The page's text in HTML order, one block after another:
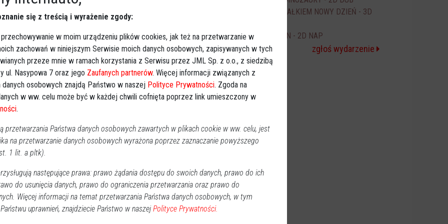
Mateusz G. W pewnym momencie Wiesław G. opuścił
umówili się, że zabiorą wartościowe rzeczy należące do
i inne do dużej torby.Kiedy wychodził z działki
się, że został okradziony, wywiązała się
piersiowej i rękach. Pokrzywdzony przewrócił się i
kolejne ciosy. Nadal był bity i kopany. Został
pomiędzy działkami. W czasie kiedy Patryk R.,
pokrzywdzony jeszcze żył. Wiesław G. widział
pomocy. 18 września około 9.30 ciało
prokuratura.
Patrykowi R., Mateuszowi G. i Rafałowi K.,
w wyniku motywacji zasługującej na szczególne
G. zarzucono też udzielanie kolegom amfetaminy.
pokrzywdzonemu znajdującemu się w stanie
SPIDER-MAN CAŁKIEM NOWY DZIEŃ - 3D
20:30 ICE CREAM MAN - 2D NAP
zgłoś wydarzenie
się z treścią i wyrażenie zgody:
w moim urządzeniu plików cookies, jak też na przetwarzanie w
zachowań w niniejszym Serwisie moich danych osobowych, zapisywanych w tych
przeze mnie w ramach korzystania z Serwisu przez JML Sp. z o.o., z siedzibą
ul. Nasypowa 7 oraz jego Zaufanych partnerów. Więcej informacji związanych z
osobowych znajdą Państwo w naszej Polityce Prywatności. Zgoda na
w ww. celu może być w każdej chwili cofnięta poprzez link umieszczony w
.
przetwarzania Państwa danych osobowych zawartych w plikach cookie w ww. celu, jest
na przetwarzanie danych osobowych wyrażona poprzez zaznaczanie powyższego
1 lit. a pltk).
następujące prawa: prawo żądania dostępu do swoich danych, prawo do ich
do usunięcia danych, prawo do ograniczenia przetwarzania oraz prawo do
Więcej informacji na temat przetwarzania Państwa danych osobowych, w tym
uprawnień, znajdziecie Państwo w naszej Polityce Prywatności.